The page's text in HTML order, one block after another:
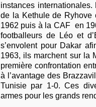
instances
de la Kethule de
1962 puis à la CAF en
footballeurs de Léo et
s’envolent pour Dakar
1963, ils marchent sur la
première confrontation
à l’avantage des
Tunisie par 1-0. Ces
armes pour les grands